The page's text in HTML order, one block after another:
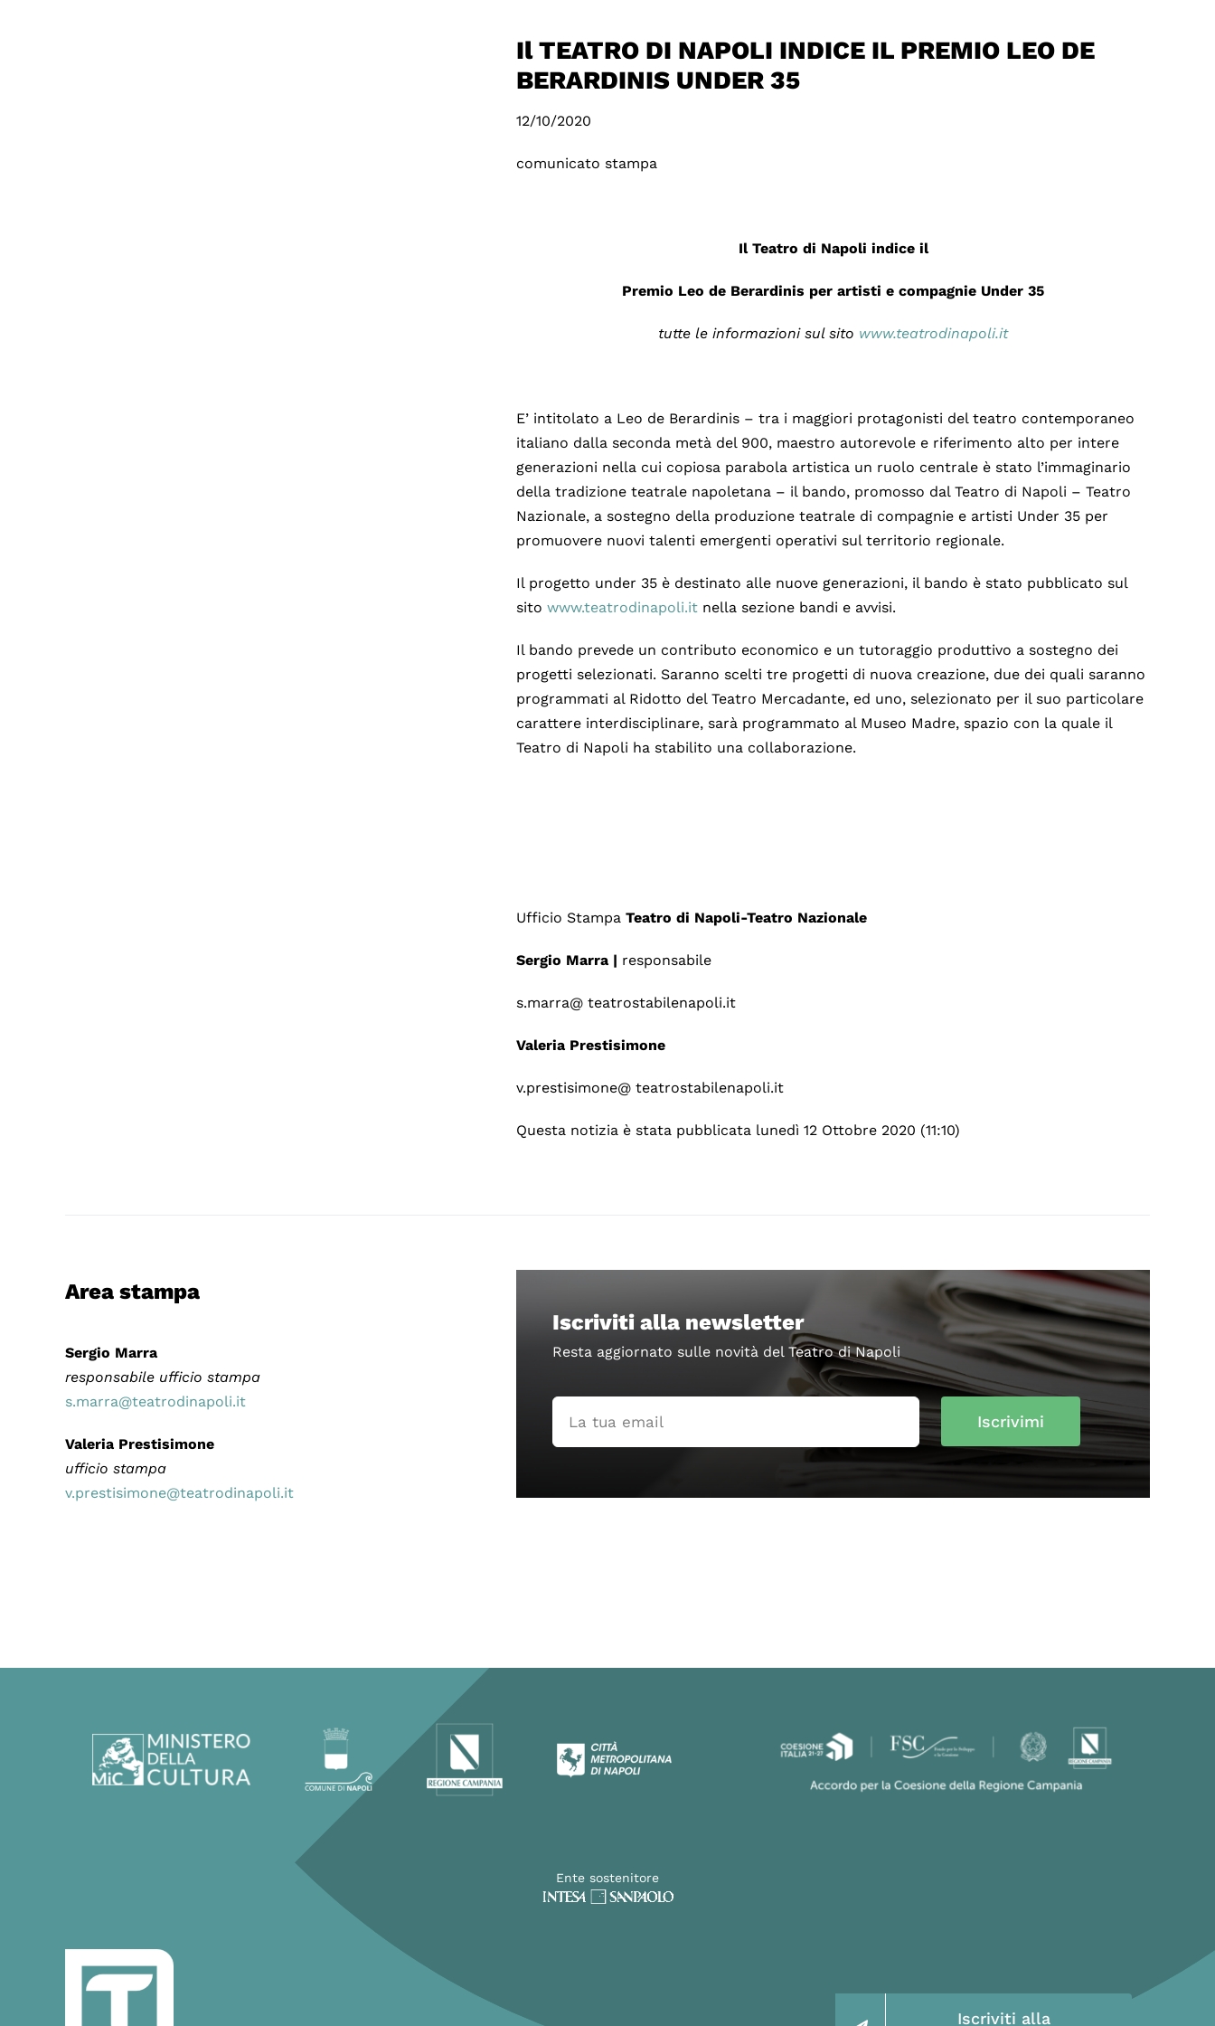
Il TEATRO DI NAPOLI INDICE IL PREMIO LEO DE
BERARDINIS UNDER 35
12/10/2020
comunicato stampa
Il Teatro di Napoli indice il
Premio Leo de Berardinis per artisti e compagnie Under 35
tutte le informazioni sul sito www.teatrodinapoli.it
E’ intitolato a Leo de Berardinis – tra i maggiori protagonisti del teatro contemporaneo
italiano dalla seconda metà del 900, maestro autorevole e riferimento alto per intere
generazioni nella cui copiosa parabola artistica un ruolo centrale è stato l’immaginario
della tradizione teatrale napoletana – il bando, promosso dal Teatro di Napoli – Teatro
Nazionale, a sostegno della produzione teatrale di compagnie e artisti Under 35 per
promuovere nuovi talenti emergenti operativi sul territorio regionale.
Il progetto under 35 è destinato alle nuove generazioni, il bando è stato pubblicato sul
sitowww.teatrodinapoli.it nella sezione bandi e avvisi.
Il bando prevede un contributo economico e un tutoraggio produttivo a sostegno dei
progetti selezionati. Saranno scelti tre progetti di nuova creazione, due dei quali saranno
programmati al Ridotto del Teatro Mercadante, ed uno, selezionato per il suo particolare
carattere interdisciplinare, sarà programmato al Museo Madre, spazio con la quale il
Teatro di Napoli ha stabilito una collaborazione.
Ufficio StampaTeatro di Napoli-Teatro Nazionale
Sergio Marra | responsabile
s.marra@ teatrostabilenapoli.it
Valeria Prestisimone
v.prestisimone@ teatrostabilenapoli.it
Questa notizia è stata pubblicata lunedì 12 Ottobre 2020 (11:10)
Area stampa
Sergio Marra
responsabile ufficio stampa
s.marra@teatrodinapoli.it
Valeria Prestisimone
ufficio stampa
v.prestisimone@teatrodinapoli.it
Iscriviti alla newsletter
Resta aggiornato sulle novità del Teatro di Napoli
Iscrivimi
Ente sostenitore
Iscriviti alla